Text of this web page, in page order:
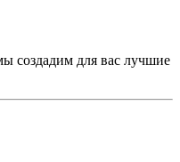
создадим для вас лучшие